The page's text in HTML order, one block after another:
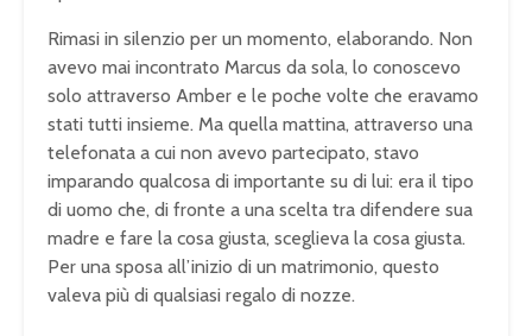
Rimasi in silenzio per un momento, elaborando. Non
avevo mai incontrato Marcus da sola, lo conoscevo
solo attraverso Amber e le poche volte che eravamo
stati tutti insieme. Ma quella mattina, attraverso una
telefonata a cui non avevo partecipato, stavo
imparando qualcosa di importante su di lui: era il tipo
di uomo che, di fronte a una scelta tra difendere sua
madre e fare la cosa giusta, sceglieva la cosa giusta.
Per una sposa all’inizio di un matrimonio, questo
valeva più di qualsiasi regalo di nozze.